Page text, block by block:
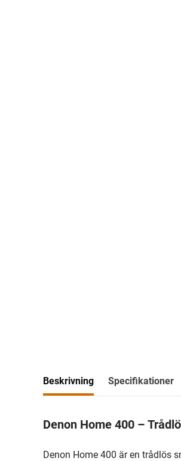
Beskrivning Specifikationer
Denon Home 400 –
Denon Home 400 är en trådlös